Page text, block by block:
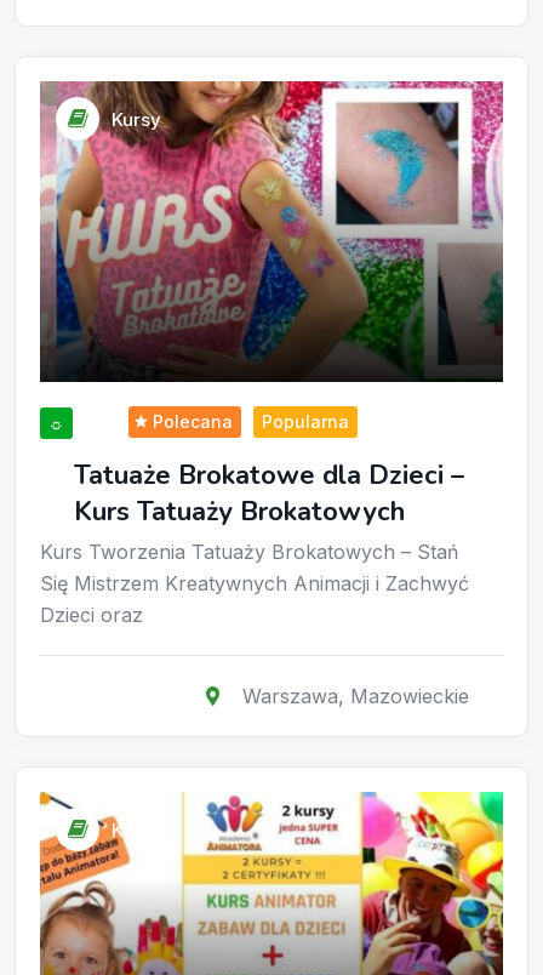
Kursy
☼
Tatuaże Brokatowe dla Dzieci –
Kurs Tatuaży Brokatowych
Polecana Popularna
Kurs Tworzenia Tatuaży Brokatowych – Stań
Się Mistrzem Kreatywnych Animacji i Zachwyć
Dzieci oraz
Warszawa, Mazowieckie
Kursy